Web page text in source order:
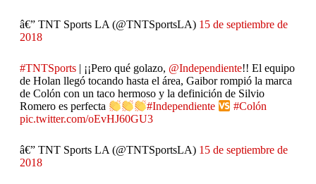
â€” TNT Sports LA (@TNTSportsLA) 15 de septiembre de
2018
#TNTSports| ¡¡Pero qué golazo, @Independiente!! El equipo
de Holan llegó tocando hasta el área, Gaibor rompió la marca
de Colón con un taco hermoso y la definición de Silvio
Romero es perfecta
#Independiente
#Colón
pic.twitter.com/oEvHJ60GU3
â€” TNT Sports LA (@TNTSportsLA) 15 de septiembre de
2018